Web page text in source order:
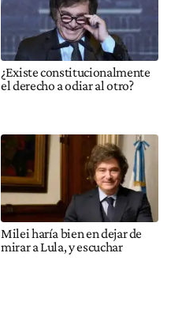
¿Existe constitucionalmente
el derecho a odiar al otro?
Milei haría bien en dejar de
mirar a Lula, y escuchar